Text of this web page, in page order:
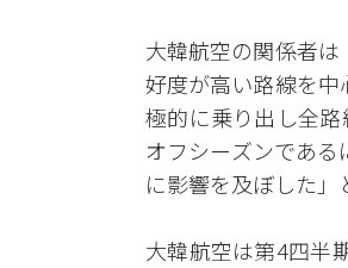
大韓航空の関係者
好度が高い路線を
極的に乗り出し全
オフシーズンであ
に影響を及ぼした」
大韓航空は第4四半